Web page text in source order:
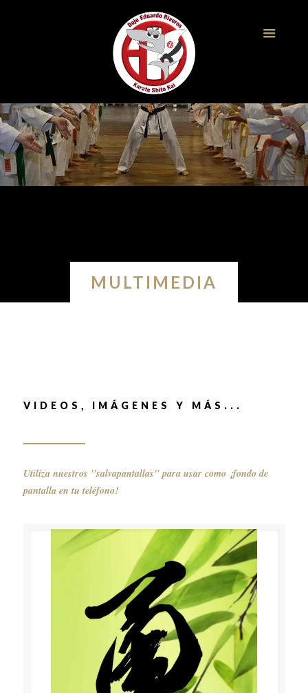
MULTIMEDIA
VIDEOS, IMÁGENES Y MÁS...
Utiliza nuestros "salvapantallas" para usar como ¡fondo de
pantalla en tu teléfono!